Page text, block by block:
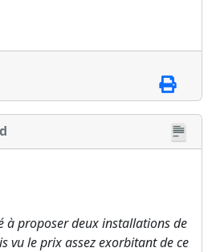
à proposer deux installations de
vu le prix assez exorbitant de ce